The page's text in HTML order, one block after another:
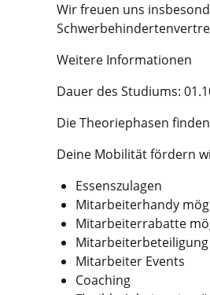
Wir freuen uns
Weitere Informationen
Dauer des Studiums:
Die Theoriephasen
Deine Mobilität fördern
Essens­zulagen
Mit­arbeiter­handy
Mit­arbeiter­rabatte
Mit­arbeiter Events
Coaching